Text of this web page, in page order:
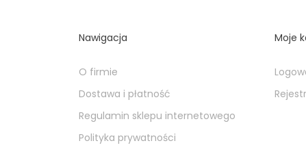
Nawigacja
O firmie
Dostawa i płatność
Regulamin sklepu internetowego
Polityka prywatności
Moje